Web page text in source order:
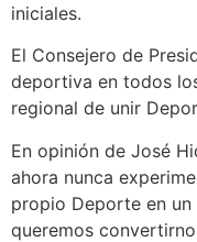
iniciales.
El Consejero de
deportiva en todos
regional de unir
En opinión de José
ahora nunca
propio Deporte en
queremos